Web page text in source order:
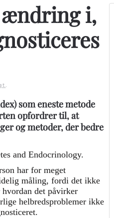
i,
.
som eneste metode
opfordrer til, at
og metoder, der bedre
and Endocrinology.
har for meget
måling, fordi det ikke
det påvirker
helbredsproblemer ikke